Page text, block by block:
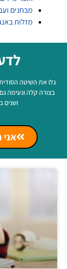
מבחנים
מזלות
גלו את השיטה
בצורה קלה ונעימה גם
ושנים
אני